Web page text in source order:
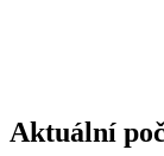
Aktuální